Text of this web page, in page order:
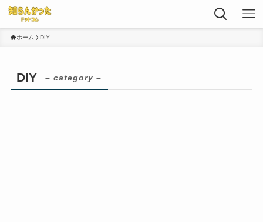
ホーム DIY
DIY – category –